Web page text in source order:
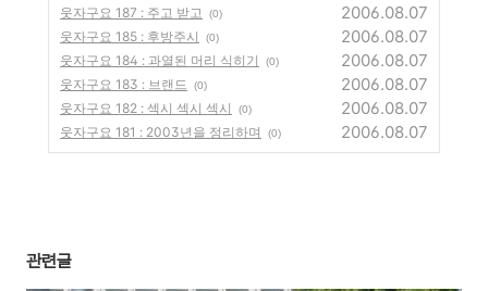
웃자구요 187 : 주고 받고 (0) 2006.08.07
웃자구요 185 : 후방주시 (0) 2006.08.07
웃자구요 184 : 과열된 머리 식히기 (0) 2006.08.07
웃자구요 183 : 브랜드 (0) 2006.08.07
웃자구요 182 : 섹시 섹시 섹시 (0) 2006.08.07
웃자구요 181 : 2003년을 정리하며 (0) 2006.08.07
관련글